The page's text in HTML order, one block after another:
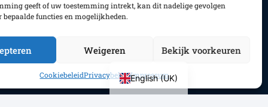
geeft of uw toestemming intrekt, kan dit nadelige gevolgen
bepaalde functies en mogelijkheden.
Weigeren Bekijk voorkeuren
CookiebeleidPrivacybeleidImpressum
English (UK)